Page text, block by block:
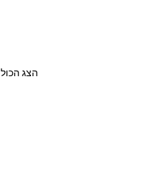
הצג הכול